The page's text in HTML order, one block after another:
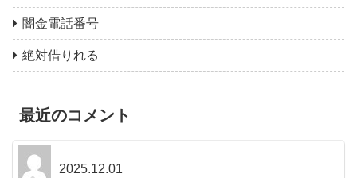
闇金電話番号
絶対借りれる
最近のコメント
2025.12.01